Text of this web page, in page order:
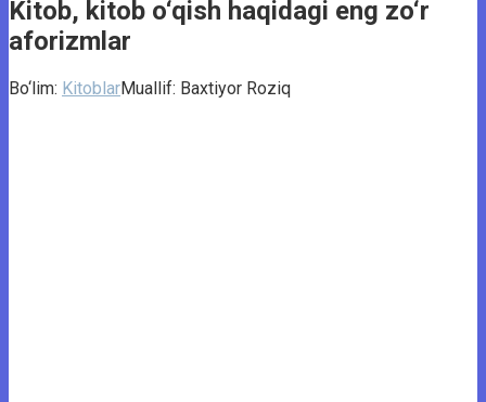
Kitob, kitob o‘qish haqidagi eng zo‘r
aforizmlar
Bo‘lim: KitoblarMuallif: Baxtiyor Roziq